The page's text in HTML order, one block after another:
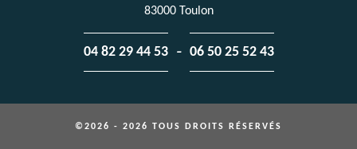
83000 Toulon
04 82 29 44 53 - 06 50 25 52 43
©2026 - 2026 TOUS DROITS RÉSERVÉS